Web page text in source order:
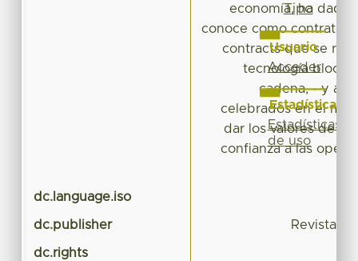
economía, ha dado
conoce como contrato
contracts que se
tecnología
cadena, - y
celebrados en el
dar los valores de
confianza a las
dc.language.iso
dc.publisher Revista
dc.rights
Tipo
Usuario
Acceder
Estadísticas
Estadísticas
de uso